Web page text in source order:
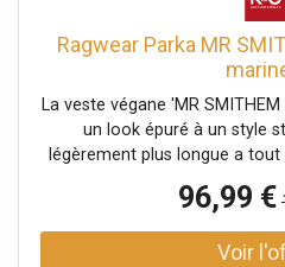
Ragwear Parka MR
La veste végane 'MR
un look épuré à un style
légèrement plus longue a
poches à rabat doubles
fermeture éclair, une poche
de label typiques de
96,99 €